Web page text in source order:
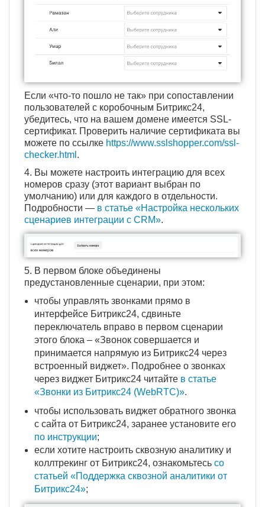
Если «что-то пошло не так» при сопоставлении
пользователей с коробочным Битрикс24,
убедитесь, что на вашем домене имеется SSL-
сертификат. Проверить наличие сертификата вы
можете по ссылке https://www.sslshopper.com/ssl-
checker.html .
4. Вы можете настроить интеграцию для всех
номеров сразу (этот вариант выбран по
умолчанию) или для каждого в отдельности.
Подробности — в статье «Настройка нескольких
сценариев интеграции с CRM».
5. В первом блоке объединены
предустановленные сценарии, при этом:
чтобы управлять звонками прямо в
интерфейсе Битрикс24, сдвиньте
переключатель вправо в первом сценарии
этого блока – «Звонок совершается и
принимается напрямую из Битрикс24 через
встроенный виджет». Подробнее о звонках
через виджет Битрикс24 читайте в статье
«Звонки из Битрикс24 (WebRTC)».
чтобы использовать виджет обратного звонка
с сайта от Битрикс24, заранее установите его
по инструкции;
если хотите настроить сквозную аналитику и
коллтрекинг от Битрикс24, ознакомьтесь со
статьей «Поддержка сквозной аналитики от
Битрикс24»;